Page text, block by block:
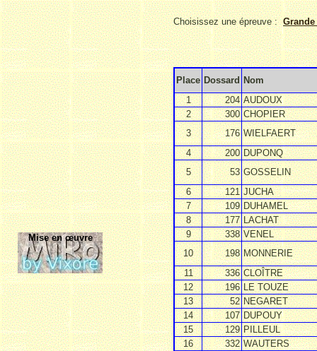
Mise en œuvre
Choisissez une épreuve :
Place Dossard Nom
1
204 AUDOUX
2
300 CHOPIER
3
176 WIELFAERT
4
200 DUPONQ
5
53 GOSSELIN
6
121 JUCHA
7
109 DUHAMEL
8
177 LACHAT
9
338 VENEL
10
198 MONNERIE
11
336 CLOÎTRE
12
196 LE TOUZE
13
52 NEGARET
14
107 DUPOUY
15
129 PILLEUL
16
332 WAUTERS